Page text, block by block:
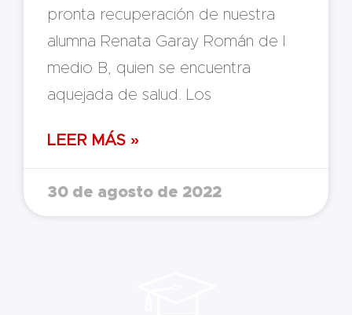
pronta recuperación de nuestra
alumna Renata Garay Román de I
medio B, quien se encuentra
aquejada de salud. Los
LEER MÁS »
30 de agosto de 2022